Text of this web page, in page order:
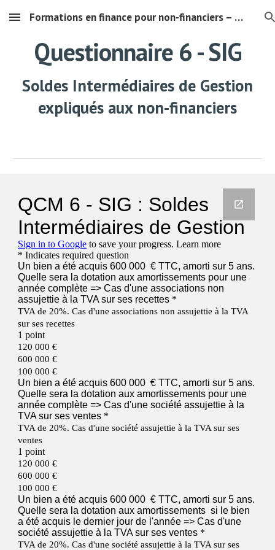
Skip to main content Skip to navigation
Formations en finance pour non-financiers – Comprendre les chiffres de son entreprise"
Questionnaire 6 - SIG
Soldes Intermédiaires de Gestion
expliqués aux non-financiers